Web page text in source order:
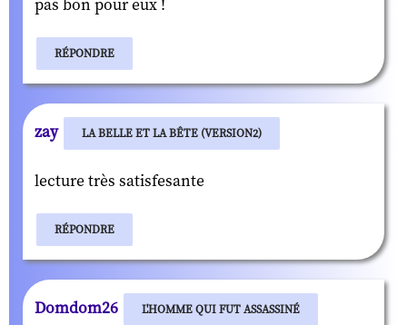
pas bon pour eux !
RÉPONDRE
zay LA BELLE ET LA BÊTE (VERSION2)
lecture très satisfesante
RÉPONDRE
Domdom26 L'HOMME QUI FUT ASSASSINÉ